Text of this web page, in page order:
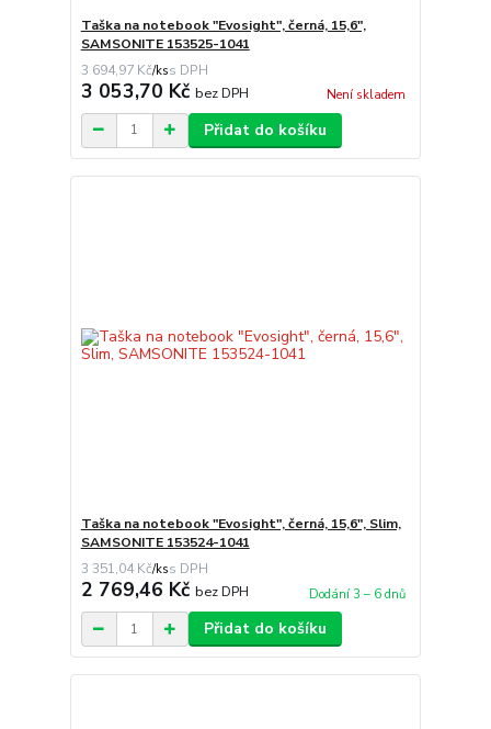
Taška na notebook "Evosight", černá, 15,6",
SAMSONITE 153525-1041
3 694,97 Kč/ks
3 053,70 Kč bez DPH Není skladem
Přidat do košíku
Taška na notebook "Evosight", černá, 15,6", Slim,
SAMSONITE 153524-1041
3 351,04 Kč/ks
2 769,46 Kč bez DPH Dodání 3 – 6 dnů
Přidat do košíku